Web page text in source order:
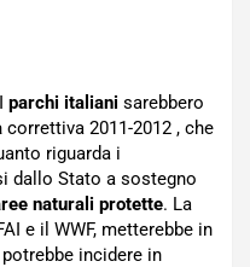
I parchi italiani sarebbero
correttiva 2011-2012 , che
riguarda i
dallo Stato a sostegno
naturali protette. La
e il WWF, metterebbe in
incidere in